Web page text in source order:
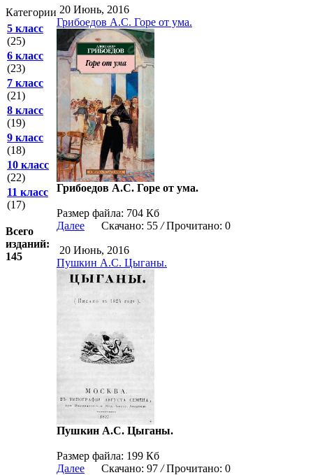
Категории
5 класс
(25)
6 класс
(23)
7 класс
(21)
8 класс
(19)
9 класс
(18)
10 класс
(22)
11 класс
(17)
Всего
изданий:
145
20 Июнь, 2016
Грибоедов А.С. Горе от ума.
Грибоедов А.С. Горе от ума.
Размер файла: 704 Кб
Далее
Скачано: 55 /Прочитано: 0
20 Июнь, 2016
Пушкин А.С. Цыганы.
Пушкин А.С. Цыганы.
Размер файла: 199 Кб
Далее
Скачано: 97 /Прочитано: 0